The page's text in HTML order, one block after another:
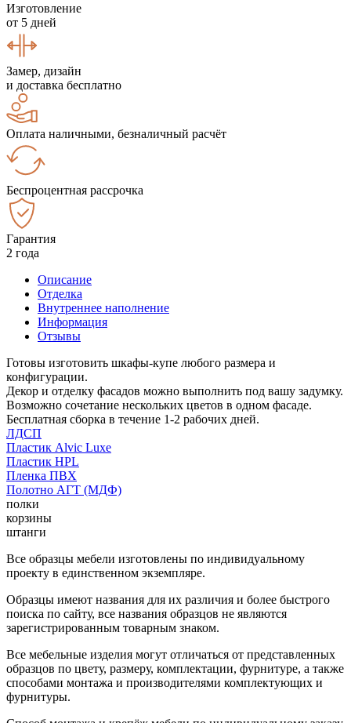
Изготовление
от 5 дней
Замер, дизайн
и доставка бесплатно
Оплата наличными, безналичный расчёт
Беспроцентная рассрочка
Гарантия
2 года
Описание
Отделка
Внутреннее наполнение
Информация
Отзывы
Готовы изготовить шкафы-купе любого размера и
конфигурации.
Декор и отделку фасадов можно выполнить под вашу задумку.
Возможно сочетание нескольких цветов в одном фасаде.
Бесплатная сборка в течение 1-2 рабочих дней.
ЛДСП
Пластик Alvic Luxe
Пластик HPL
Пленка ПВХ
Полотно АГТ (МДФ)
полки
корзины
штанги
Все образцы мебели изготовлены по индивидуальному
проекту в единственном экземпляре.
Образцы имеют названия для их различия и более быстрого
поиска по сайту, все названия образцов не являются
зарегистрированным товарным знаком.
Все мебельные изделия могут отличаться от представленных
образцов по цвету, размеру, комплектации, фурнитуре, а также
способами монтажа и производителями комплектующих и
фурнитуры.